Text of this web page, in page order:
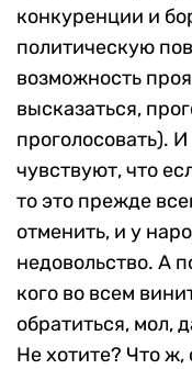
конкуренции и
политическую
возможность
высказаться,
проголосовать).
чувствуют, что
то это прежде
отменить, и у
недовольство. А
кого во всем
обратиться, мол,
Не хотите? Что